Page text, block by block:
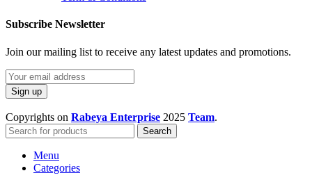
Subscribe Newsletter
Join our mailing list to receive any latest updates and promotions.
Copyrights on Rabeya Enterprise 2025 Team.
Search
Menu
Categories